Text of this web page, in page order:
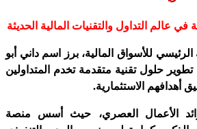
عالم التداول والتقنيات المالية الحديثة
للأسواق المالية، برز اسم داني أبو
حلول تقنية متقدمة تخدم المتداولين
أهدافهم الاستثمارية.
الأعمال العصري، حيث أسس منصة